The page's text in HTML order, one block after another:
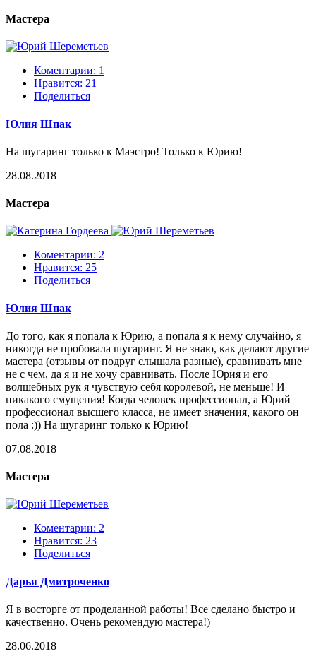
Мастера
Коментарии: 1
Нравится: 21
Поделиться
Юлия Шпак
На шугаринг только к Маэстро! Только к Юрию!
28.08.2018
Мастера
Коментарии: 2
Нравится: 25
Поделиться
Юлия Шпак
До того, как я попала к Юрию, а попала я к нему случайно, я
никогда не пробовала шугаринг. Я не знаю, как делают другие
мастера (отзывы от подруг слышала разные), сравнивать мне
не с чем, да я и не хочу сравнивать. После Юрия и его
волшебных рук я чувствую себя королевой, не меньше! И
никакого смущения! Когда человек профессионал, а Юрий
профессионал высшего класса, не имеет значения, какого он
пола :)) На шугаринг только к Юрию!
07.08.2018
Мастера
Коментарии: 2
Нравится: 23
Поделиться
Дарья Дмитроченко
Я в восторге от проделанной работы! Все сделано быстро и
качественно. Очень рекомендую мастера!)
28.06.2018